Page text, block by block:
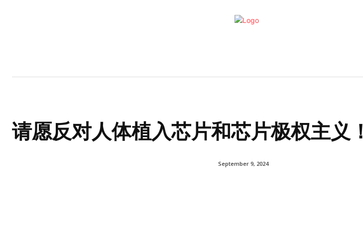
请愿反对人体植入芯片和芯片极权主义！
September 9, 2024